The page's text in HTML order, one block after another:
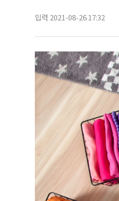
입력 2021-08-26 17:32